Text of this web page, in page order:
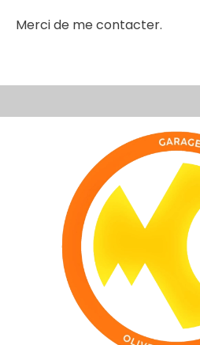
Merci de me contacter.